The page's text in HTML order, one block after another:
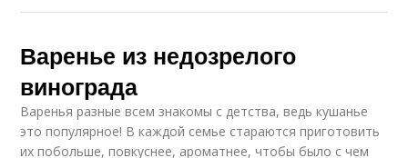
Варенье из недозрелого
винограда
Варенья разные всем знакомы с детства, ведь кушанье
это популярное! В каждой семье стараются приготовить
их побольше, повкуснее, ароматнее, чтобы было с чем